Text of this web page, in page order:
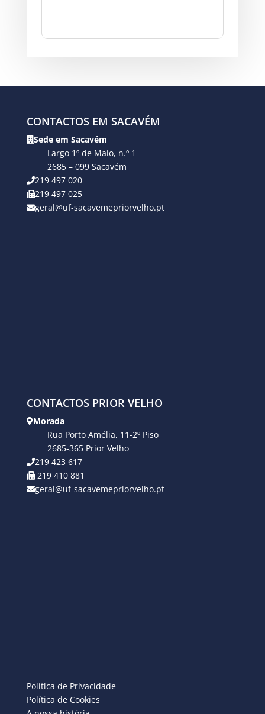
CONTACTOS EM SACAVÉM
Sede em Sacavém
Largo 1º de Maio, n.º 1
2685 – 099 Sacavém
219 497 020
219 497 025
geral@uf-sacavemepriorvelho.pt
CONTACTOS PRIOR VELHO
Morada
Rua Porto Amélia, 11-2º Piso
2685-365 Prior Velho
219 423 617
219 410 881
geral@uf-sacavemepriorvelho.pt
Política de Privacidade
Política de Cookies